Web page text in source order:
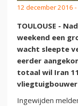
12 december 2016
TOULOUSE -
weekend een
wacht sleepte
eerder
totaal wil Iran
Ingewijden